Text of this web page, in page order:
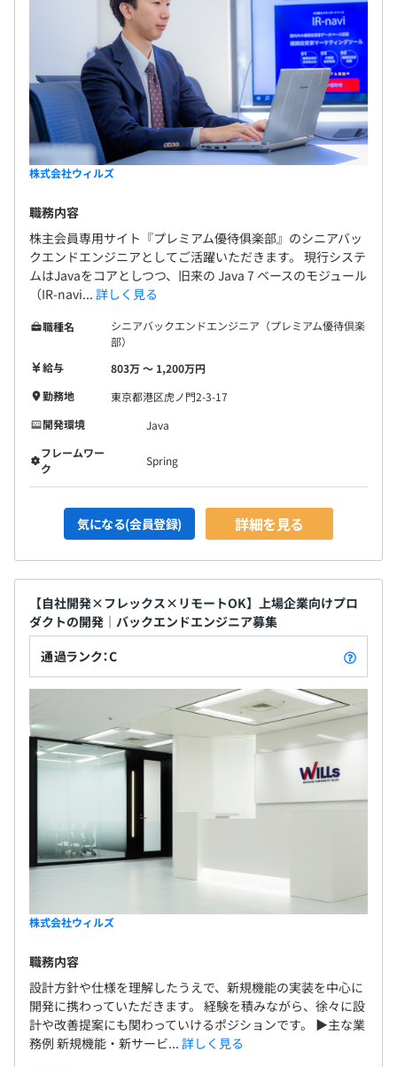
【技術スタック例】
■言語（メイン）：Python 3.13
■フレームワーク：Django
■非同期処理：Celery／Redis
■DB（新）：PostgreSQL（Azure Database for
PostgreSQL）
■DB（旧）：PostgreSQL（レガシー DB、踏み台サーバ
■フロントエンド：Node.js v22／pnpm／TypeScript
■インフラ：Azure
■コンテナ：Docker／Docker Compose
■ツール：uv（パッケージ管理）、just（タスクランナ
ー）、Ruff（Lint／Format）
■バージョン管理：GitHub（Wills-INC／ir-navi-v2）
◆評価実施：年2回（6カ月ごと）
期初に全社目標、部門目標の方針が示され、1on1を実施
し各々がタスクと目標を定めます。
その後、半期の終わりに面談を実施し、タスクの難易度と
達成度合いに応じてスコア化します。
実績はもちろんプロセスやスキル、マインドなども考慮
し、評価をします。
・マネジャー：3名
・エンジニア（正社員・業務委託）：約20名
・その他運用、デザインメンバー：約10名
新規の案件では、まずチームリーダーを中心に要件定義を
おこない、その内容をメンバーへていねいに共有しながら
開発を進めていきます。
チーム構成はリーダーを含めて2〜3名と少人数で、メン
バーはすべてエンジニアです。プロジェクトの期間は、2
のものまで、案件の規模に応じて柔軟に対応しています。
社会保険完備（健康保険・厚生年金加入・雇用保険・労災
保険）
◎関東ITソフトウェア健康保険組合加入（各種補助、保養
所利用が可能）
無期雇用
株式会社ウィルズ
職務内容
株主会員専用サイト『プレミアム優待俱楽部』のシニアバッ
クエンドエンジニアとしてご活躍いただきます。 現行システ
ムはJavaをコアとしつつ、旧来の Java 7 ベースのモジュール
（IR-navi... 詳しく見る
職種名
シニアバックエンドエンジニア（プレミアム優待倶楽
部）
給与
803万 〜 1,200万円
勤務地
東京都港区虎ノ門2-3-17
開発環境
Java
フレームワー
ク
Spring
気になる(会員登録) 詳細を見る
【自社開発×フレックス×リモートOK】上場企業向けプロ
ダクトの開発｜バックエンドエンジニア募集
通過ランク：C
株式会社ウィルズ
職務内容
設計方針や仕様を理解したうえで、新規機能の実装を中心に
開発に携わっていただきます。 経験を積みながら、徐々に設
計や改善提案にも関わっていけるポジションです。 ▶主な業
務例 新規機能・新サービ... 詳しく見る